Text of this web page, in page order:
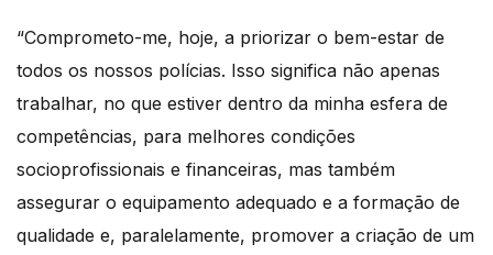
“Comprometo-me, hoje, a priorizar o bem-estar de
todos os nossos polícias. Isso significa não apenas
trabalhar, no que estiver dentro da minha esfera de
competências, para melhores condições
socioprofissionais e financeiras, mas também
assegurar o equipamento adequado e a formação de
qualidade e, paralelamente, promover a criação de um